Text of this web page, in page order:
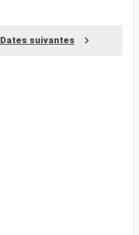
Dates suivantes